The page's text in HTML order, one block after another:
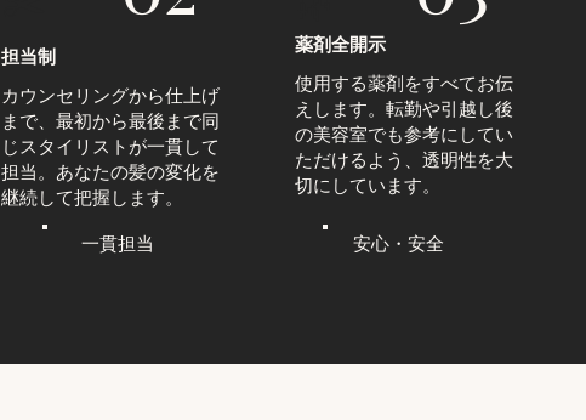
担当制
カウンセリングから仕上げ
まで、最初から最後まで同
じスタイリストが一貫して
担当。あなたの髪の変化を
継続して把握します。
一貫担当
薬剤全開示
使用する薬剤をすべてお伝
えします。転勤や引越し後
の美容室でも参考にしてい
ただけるよう、透明性を大
切にしています。
安心・安全